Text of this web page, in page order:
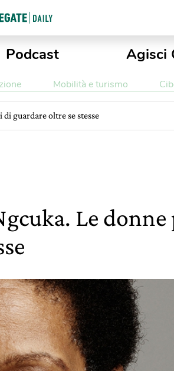
Podcast Agisci
Mobilità e turismo
guardare oltre se stesse
Le donne